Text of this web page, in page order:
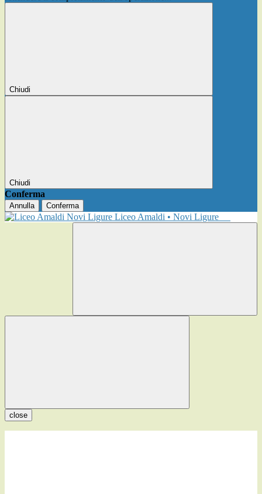
Chiudi
Chiudi
Conferma
Annulla Conferma
Liceo Amaldi • Novi Ligure
close